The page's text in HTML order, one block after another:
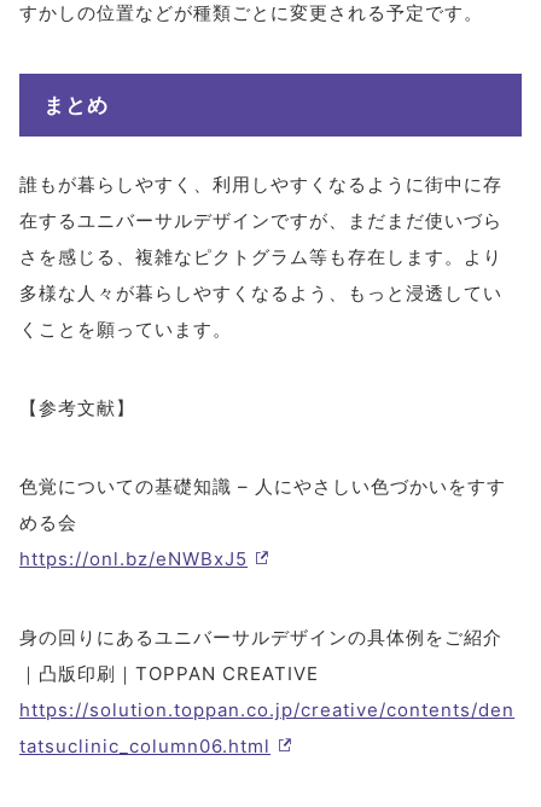
すかしの位置などが種類ごとに変更される予定です。
まとめ
誰もが暮らしやすく、利用しやすくなるように街中に存
在するユニバーサルデザインですが、まだまだ使いづら
さを感じる、複雑なピクトグラム等も存在します。より
多様な人々が暮らしやすくなるよう、もっと浸透してい
くことを願っています。
【参考文献】
色覚についての基礎知識 – 人にやさしい色づかいをすす
める会
https://onl.bz/eNWBxJ5
身の回りにあるユニバーサルデザインの具体例をご紹介
｜凸版印刷｜TOPPAN CREATIVE
https://solution.toppan.co.jp/creative/contents/den
tatsuclinic_column06.html